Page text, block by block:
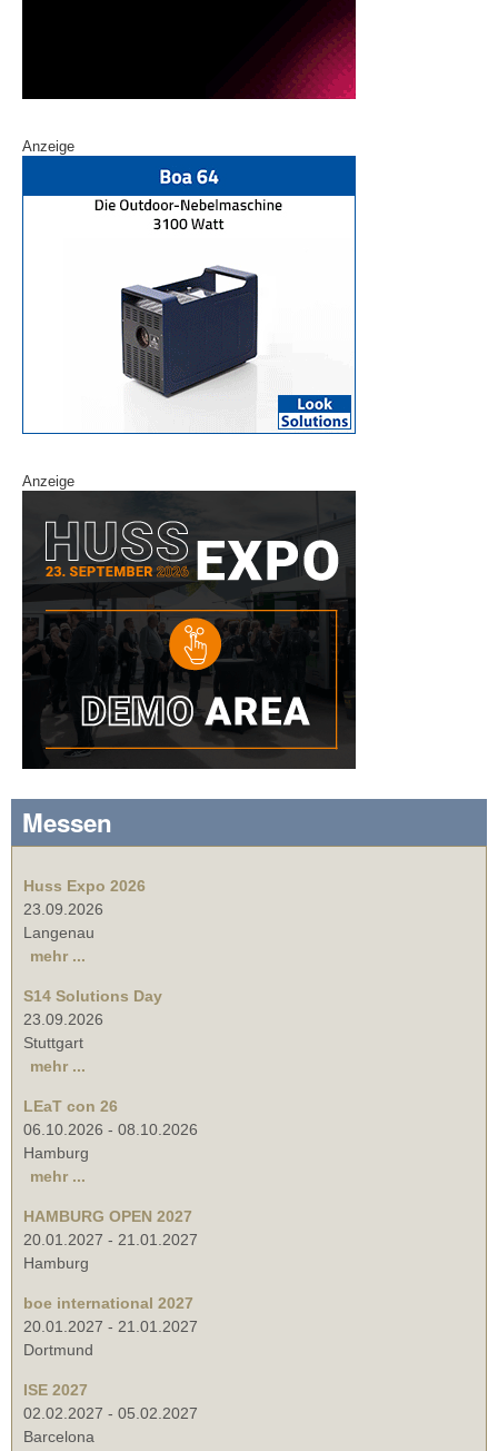
Anzeige
Anzeige
Messen
Huss Expo 2026
23.09.2026
Langenau
mehr ...
S14 Solutions Day
23.09.2026
Stuttgart
mehr ...
LEaT con 26
06.10.2026 - 08.10.2026
Hamburg
mehr ...
HAMBURG OPEN 2027
20.01.2027 - 21.01.2027
Hamburg
boe international 2027
20.01.2027 - 21.01.2027
Dortmund
ISE 2027
02.02.2027 - 05.02.2027
Barcelona